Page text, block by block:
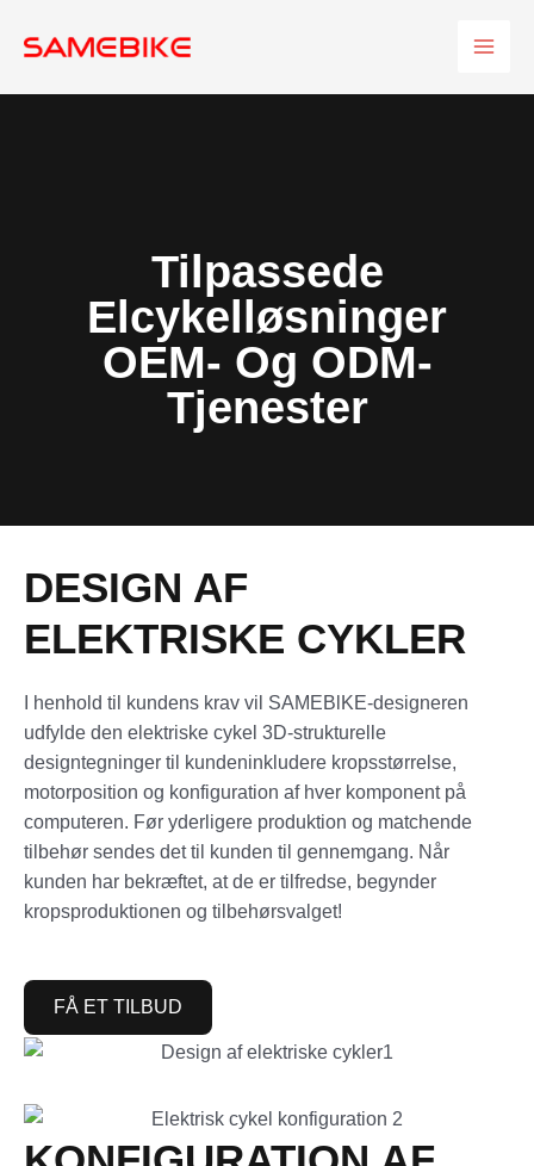
Tilpassede
Elcykelløsninger
OEM- Og ODM-
Tjenester
DESIGN AF
ELEKTRISKE CYKLER
I henhold til kundens krav vil SAMEBlKE-designeren
udfylde den elektriske cykel 3D-strukturelle
designtegninger til kundeninkludere kropsstørrelse,
motorposition og konfiguration af hver komponent på
computeren. Før yderligere produktion og matchende
tilbehør sendes det til kunden til gennemgang. Når
kunden har bekræftet, at de er tilfredse, begynder
kropsproduktionen og tilbehørsvalget!
FÅ ET TILBUD